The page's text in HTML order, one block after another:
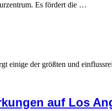
Es fördert die …
einige der größten und
auf Los